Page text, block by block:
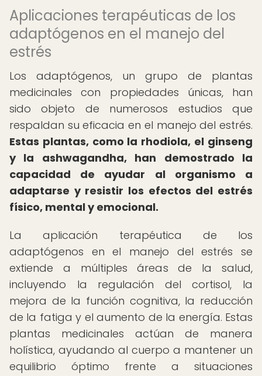
Aplicaciones terapéuticas de los
adaptógenos en el manejo del
estrés
Los adaptógenos, un grupo de plantas
medicinales con propiedades únicas, han
sido objeto de numerosos estudios que
respaldan su eficacia en el manejo del estrés.
Estas plantas, como la rhodiola, el ginseng
y la ashwagandha, han demostrado la
capacidad de ayudar al organismo a
adaptarse y resistir los efectos del estrés
físico, mental y emocional.
La aplicación terapéutica de los
adaptógenos en el manejo del estrés se
extiende a múltiples áreas de la salud,
incluyendo la regulación del cortisol, la
mejora de la función cognitiva, la reducción
de la fatiga y el aumento de la energía. Estas
plantas medicinales actúan de manera
holística, ayudando al cuerpo a mantener un
equilibrio óptimo frente a situaciones